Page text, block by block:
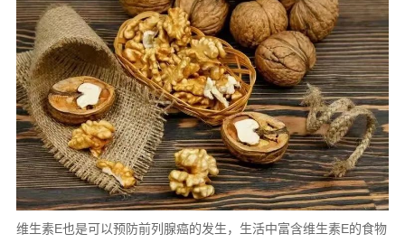
维生素E也是可以预防前列腺癌的发生，生活中富含维生素E的食物